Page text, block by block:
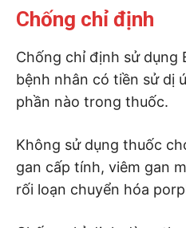
Chống chỉ định
Chống chỉ định sử dụng
bệnh nhân có tiền sử dị
phần nào trong thuốc.
Không sử dụng thuốc
gan cấp tính, viêm gan
rối loạn chuyển hóa